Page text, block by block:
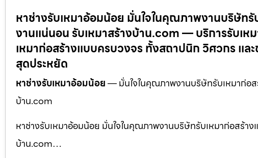
หาช่างรับเหมาอ้อมน้อย มั่นใจในคุณภาพงานบริษัทรั
งานแน่นอน รับเหมาสร้างบ้าน.com — บริการรับเห
เหมาก่อสร้างแบบครบวงจร ทั้งสถาปนิก วิศวกร แล
สุดประหยัด
หาช่างรับเหมาอ้อมน้อย— มั่นใจในคุณภาพงานบริษัทรับเหมาก่อส
บ้าน.com
หาช่างรับเหมาอ้อมน้อย มั่นใจในคุณภาพงานบริษัทรับเหมาก่อสร้าง
บ้าน.com…